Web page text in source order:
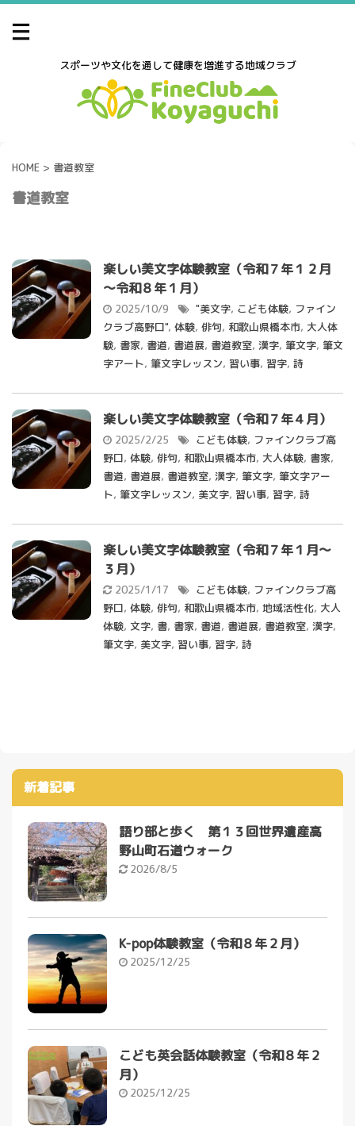
スポーツや文化を通して健康を増進する地域クラブ
HOME > 書道教室
書道教室
楽しい美文字体験教室（令和７年１２月
～令和８年１月）
2025/10/9 "美文字, こども体験, ファイン
クラブ高野口", 体験, 俳句, 和歌山県橋本市, 大人体
験, 書家, 書道, 書道展, 書道教室, 漢字, 筆文字, 筆文
字アート, 筆文字レッスン, 習い事, 習字, 詩
楽しい美文字体験教室（令和７年４月）
2025/2/25 こども体験, ファインクラブ高
野口, 体験, 俳句, 和歌山県橋本市, 大人体験, 書家,
書道, 書道展, 書道教室, 漢字, 筆文字, 筆文字アー
ト, 筆文字レッスン, 美文字, 習い事, 習字, 詩
楽しい美文字体験教室（令和７年１月～
３月）
2025/1/17 こども体験, ファインクラブ高
野口, 体験, 俳句, 和歌山県橋本市, 地域活性化, 大人
体験, 文字, 書, 書家, 書道, 書道展, 書道教室, 漢字,
筆文字, 美文字, 習い事, 習字, 詩
新着記事
語り部と歩く 第１３回世界遺産高
野山町石道ウォーク
2026/8/5
K-pop体験教室（令和８年２月）
2025/12/25
こども英会話体験教室（令和８年２
月）
2025/12/25